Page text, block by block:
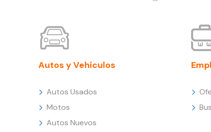
Autos y Vehículos
Autos Usados
Motos
Autos Nuevos